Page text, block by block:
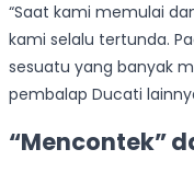
“Saat kami memulai
kami selalu tertunda.
sesuatu yang banyak
pembalap Ducati
“Mencontek”